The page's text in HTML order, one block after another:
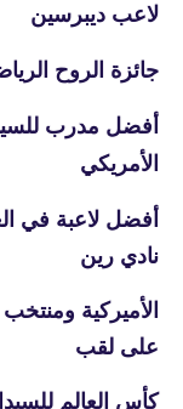
لاعب ديبرسين
جائزة الروح
أفضل مدرب
الأمريكي
نادي رين
الأميركية
على لقب
كأس العالم